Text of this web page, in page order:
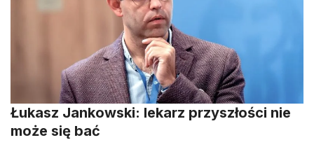
Łukasz Jankowski: lekarz przyszłości nie
może się bać